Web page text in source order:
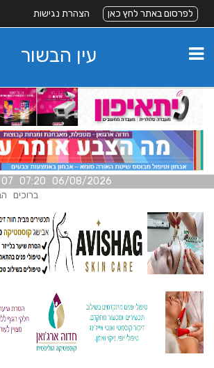
לפרסום באתר לחץ כאן הצהרת נגישות
עין הבשור
06/08/2026 07:20 07
ברוכים